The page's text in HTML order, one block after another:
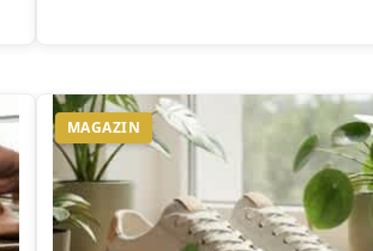
MAGAZIN